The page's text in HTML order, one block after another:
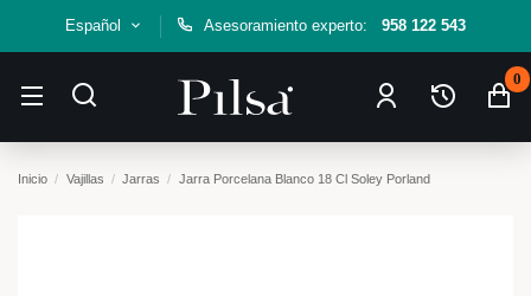
Español Asesoramiento experto: 958 122 543
0
Inicio Vajillas Jarras Jarra Porcelana Blanco 18 Cl Soley Porland